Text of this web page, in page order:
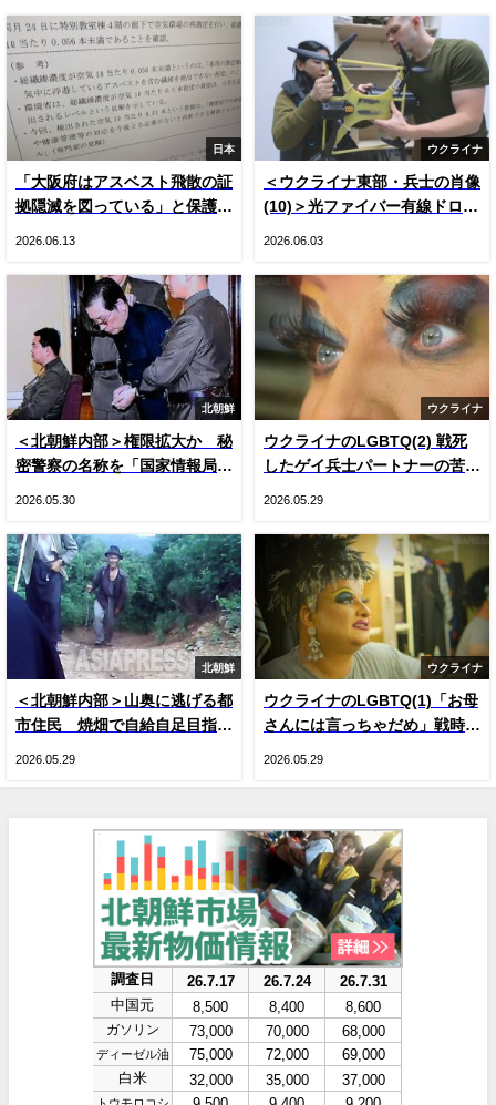
日本
「大阪府はアスベスト飛散の証
拠隠滅を図っている」と保護者
張否定
2026.06.13
ウクライナ
＜ウクライナ東部・兵士の肖像
(10)＞光ファイバー有線ドロー
2026.06.03
北朝鮮
＜北朝鮮内部＞権限拡大か 秘
密警察の名称を「国家情報局」
2026.05.30
ウクライナ
ウクライナのLGBTQ(2) 戦死
したゲイ兵士パートナーの苦
2026.05.29
北朝鮮
＜北朝鮮内部＞山奥に逃げる都
市住民 焼畑で自給自足目指す
2026.05.29
ウクライナ
ウクライナのLGBTQ(1)「お母
さんには言っちゃだめ」戦時下
2026.05.29